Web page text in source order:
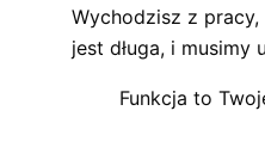
Wychodzisz z
jest długa, i
Funkcja to